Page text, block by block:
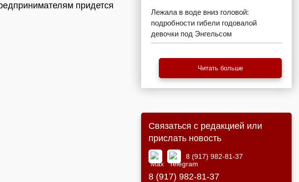
придется
Лежала в воде вниз головой:
подробности гибели годовалой
девочки под Энгельсом
Читать больше
Связаться с редакцией или
прислать новость
8 (917) 982-81-37
8 (917) 982-81-37